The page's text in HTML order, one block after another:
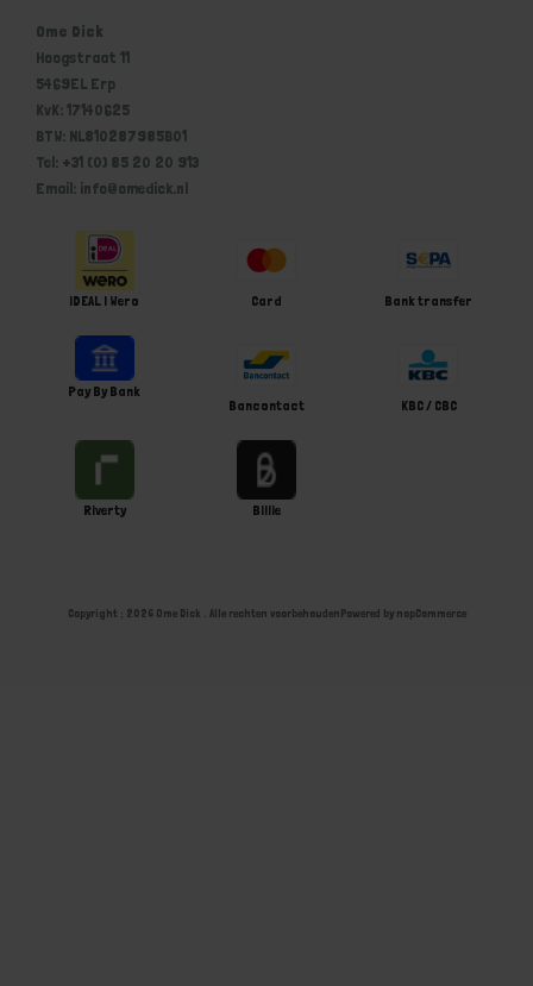
Ome Dick
Hoogstraat 11
5469EL Erp
KvK: 17140625
BTW: NL810287985B01
Tel: +31 (0) 85 20 20 913
Email: info@omedick.nl
iDEAL | Wero Card Bank transfer
Pay By Bank
Bancontact
KBC / CBC
Riverty Billie
Copyright ; 2026 Ome Dick . Alle rechten voorbehoudenPowered by nopCommerce